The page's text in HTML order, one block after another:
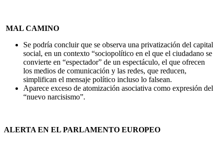
MAL CAMINO
Se podría concluir que se observa una privatización del capital
social, en un contexto “sociopolítico en el que el ciudadano se
convierte en “espectador” de un espectáculo, el que ofrecen
los medios de comunicación y las redes, que reducen,
simplifican el mensaje político incluso lo falsean.
Aparece exceso de atomización asociativa como expresión del
“nuevo narcisismo”.
ALERTA EN EL PARLAMENTO EUROPEO